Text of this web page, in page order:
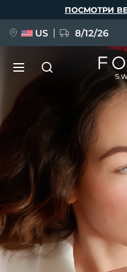
ПОСМОТРИ
US 8/12/26
FAQ™ Pure Beauty-
BREAKING NEWS
issa™ Teeth
Язык
English
Français
Polski
Türkçe
简体中